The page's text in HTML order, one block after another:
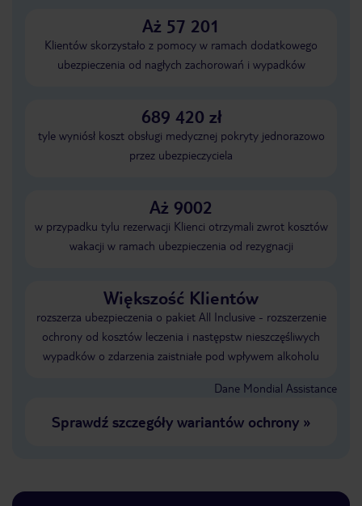
Aż 57 201
Klientów skorzystało z pomocy w ramach dodatkowego
ubezpieczenia od nagłych zachorowań i wypadków
689 420 zł
tyle wyniósł koszt obsługi medycznej pokryty jednorazowo
przez ubezpieczyciela
Aż 9002
w przypadku tylu rezerwacji Klienci otrzymali zwrot kosztów
wakacji w ramach ubezpieczenia od rezygnacji
Większość Klientów
rozszerza ubezpieczenia o pakiet All Inclusive - rozszerzenie
ochrony od kosztów leczenia i następstw nieszczęśliwych
wypadków o zdarzenia zaistniałe pod wpływem alkoholu
Dane Mondial Assistance
Sprawdź szczegóły wariantów ochrony»